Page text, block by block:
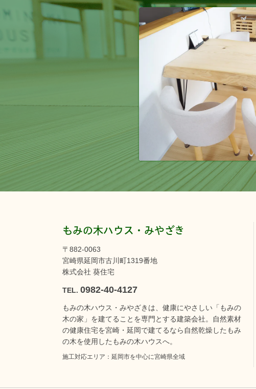
もみの木ハウス・みやざき
〒882-0063
宮崎県延岡市古川町1319番地
株式会社 葵住宅
TEL. 0982-40-4127
もみの木ハウス・みやざきは、健康にやさしい「もみの
木の家」を建てることを専門とする建築会社。自然素材
の健康住宅を宮崎・延岡で建てるなら自然乾燥したもみ
の木を使用したもみの木ハウスへ。
施工対応エリア：延岡市を中心に宮崎県全域